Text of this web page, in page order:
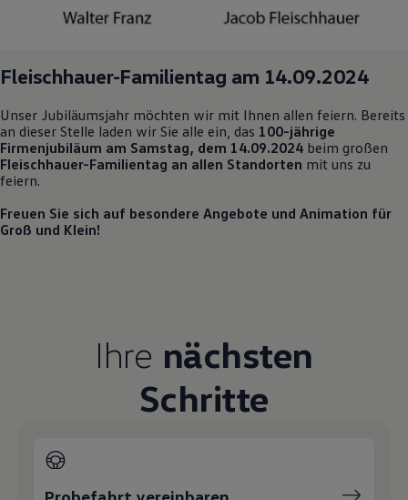
Fleischhauer-Familientag am 14.09.2024
Unser Jubiläumsjahr möchten wir mit Ihnen allen feiern. Bereits
an dieser Stelle laden wir Sie alle ein, das 100-jährige
Firmenjubiläum am Samstag, dem 14.09.2024 beim großen
Fleischhauer-Familientag an allen Standorten mit uns zu
feiern.
Freuen Sie sich auf besondere Angebote und Animation für
Groß und Klein!
Ihre nächsten
Schritte